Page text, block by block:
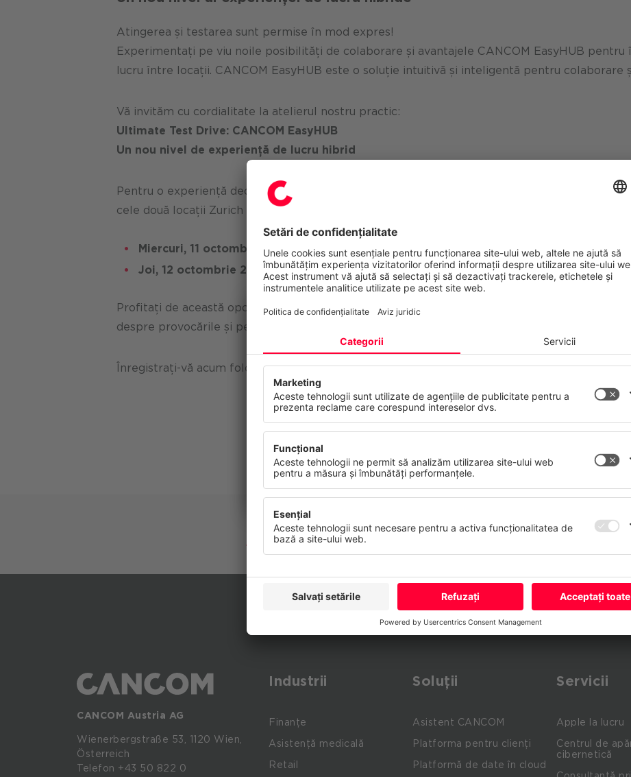
Atingerea și testarea sunt permise în mod expres!
Experimentați pe viu noile posibilități de colaborare și avantajele CANCOM EasyHUB
lucru între locații. CANCOM EasyHUB este o soluție intuitivă și inteligentă pentru colaborare
Vă invităm cu cordialitate la atelierul nostru practic:
Ultimate Test Drive: CANCOM EasyHUB
Un nou nivel de experiență de lucru hibrid
Pentru o experiență deosebit de intensivă în grupuri mici, atunci când vă înregistrați, puteți
cele două locații Zurich și St. Gallen:
Miercuri, 11 octombrie 2023
Joi, 12 octombrie 2023
Profitați de această oportunitate pentru un schimb activ de opinii cu experți și persoane cu
despre provocările și perspectivele actuale ale colaborării digitale.
Înregistrați-vă acum folosind butonul de înregistrare. Așteptăm cu nerăbdare participarea
wetransformfor the
CANCOM Austria AG
Wienerbergstraße 53, 1120 Wien,
Österreich
Telefon +43 50 822 0
Industrii
Finanțe
Asistență medicală
Retail
Soluții
Asistent CANCOM
Platforma pentru clienți
Platformă de date în cloud
Servicii
Apple la lucru
Centrul de
cibernetică
Confidențialitatea dumneavoastră contează
Acest site web folosește cookie-uri și tehnologii similare pentru a furniza și a
continuu serviciile noastre și pentru a afișa reclame în funcție de interesele
dumneavoastră. Vă puteți retrage sau modifica consimțământul oricând, cu efect
viitor.
Mai Multe Refuză